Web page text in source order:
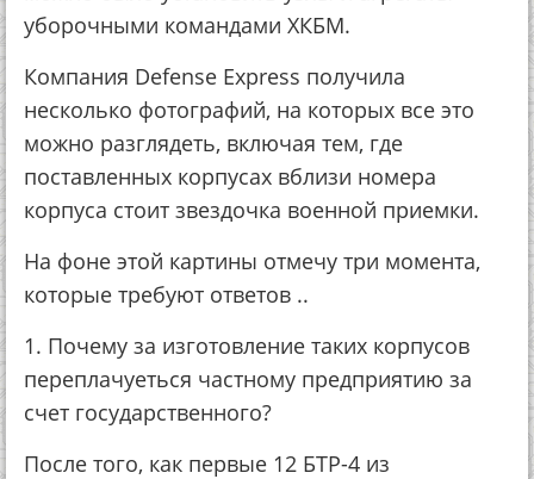
уборочными командами ХКБМ.
Компания Defense Express получила
несколько фотографий, на которых все это
можно разглядеть, включая тем, где
поставленных корпусах вблизи номера
корпуса стоит звездочка военной приемки.
На фоне этой картины отмечу три момента,
которые требуют ответов ..
1. Почему за изготовление таких корпусов
переплачуеться частному предприятию за
счет государственного?
После того, как первые 12 БТР-4 из